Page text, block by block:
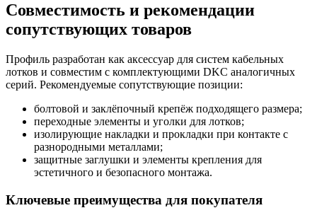
Совместимость и рекомендации
сопутствующих товаров
Профиль разработан как аксессуар для систем кабельных
лотков и совместим с комплектующими DKC аналогичных
серий. Рекомендуемые сопутствующие позиции:
болтовой и заклёпочный крепёж подходящего размера;
переходные элементы и уголки для лотков;
изолирующие накладки и прокладки при контакте с
разнородными металлами;
защитные заглушки и элементы крепления для
эстетичного и безопасного монтажа.
Ключевые преимущества для покупателя